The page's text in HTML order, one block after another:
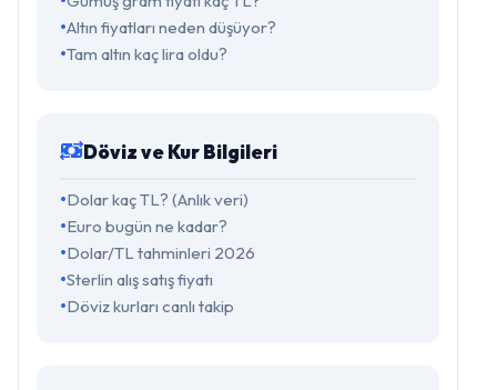
Altın fiyatları neden düşüyor?
Tam altın kaç lira oldu?
Döviz ve Kur Bilgileri
Dolar kaç TL? (Anlık veri)
Euro bugün ne kadar?
Dolar/TL tahminleri 2026
Sterlin alış satış fiyatı
Döviz kurları canlı takip